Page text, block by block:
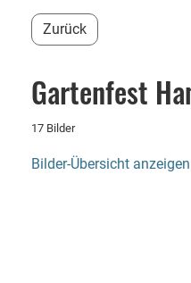
Zurück
Gartenfest
17 Bilder
Bilder-Übersicht anzeigen